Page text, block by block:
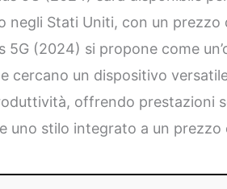
negli Stati Uniti, con un prezzo
5G (2024) si propone come
cercano un dispositivo
offrendo prestazioni
uno stilo integrato a un prezzo